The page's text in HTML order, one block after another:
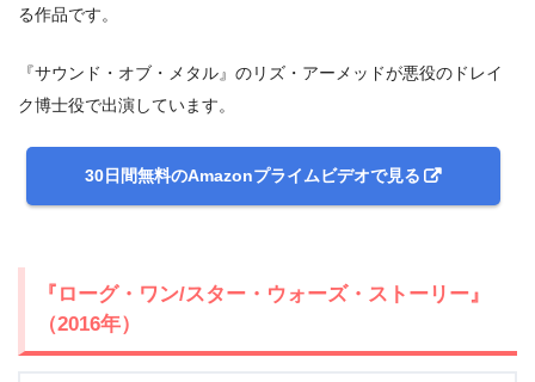
る作品です。
『サウンド・オブ・メタル』のリズ・アーメッドが悪役のドレイ
ク博士役で出演しています。
30日間無料のAmazonプライムビデオで見る
『ローグ・ワン/スター・ウォーズ・ストーリー』
（2016年）